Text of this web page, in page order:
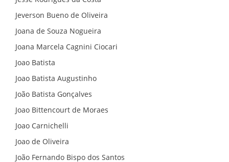
Jeverson Bueno de Oliveira
Joana de Souza Nogueira
Joana Marcela Cagnini Ciocari
Joao Batista
Joao Batista Augustinho
João Batista Gonçalves
Joao Bittencourt de Moraes
Joao Carnichelli
Joao de Oliveira
João Fernando Bispo dos Santos